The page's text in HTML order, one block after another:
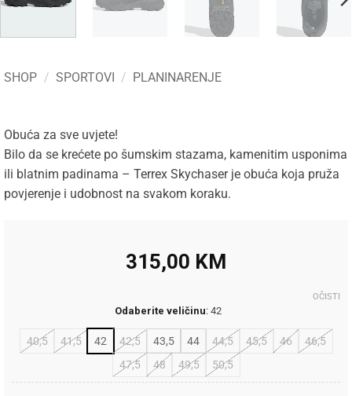
SHOP / SPORTOVI / PLANINARENJE
Obuća za sve uvjete!
Bilo da se krećete po šumskim stazama, kamenitim usponima
ili blatnim padinama – Terrex Skychaser je obuća koja pruža
povjerenje i udobnost na svakom koraku.
315,00 KM
Odaberite veličinu: 42
40,5 41,5 42 42,5 43,5 44 44,5 45,5 46
46,5
47,5
48 49,5 50,5
OČISTI